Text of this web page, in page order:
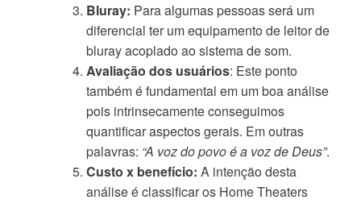
Bluray: Para algumas pessoas será um
diferencial ter um equipamento de leitor de
bluray acoplado ao sistema de som.
Avaliação dos usuários: Este ponto
também é fundamental em um boa análise
pois intrinsecamente conseguimos
quantificar aspectos gerais. Em outras
palavras: “A voz do povo é a voz de Deus”.
Custo x benefício: A intenção desta
análise é classificar os Home Theaters